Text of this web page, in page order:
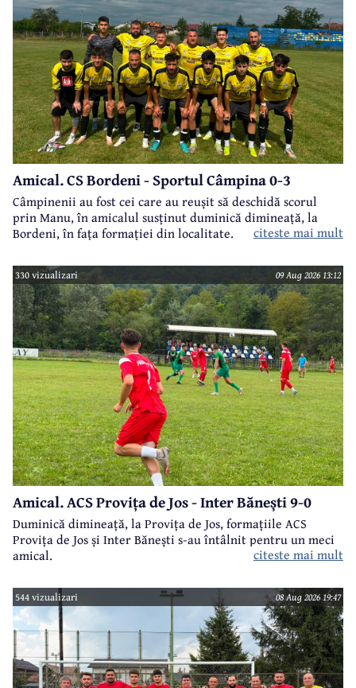
Amical. CS Bordeni - Sportul Câmpina 0-3
Câmpinenii au fost cei care au reușit să deschidă scorul
prin Manu, în amicalul susținut duminică dimineață, la
Bordeni, în fața formației din localitate.
citeste mai mult
330 vizualizari 09 Aug 2026 13:12
Amical. ACS Provița de Jos - Inter Bănești 9-0
Duminică dimineață, la Provița de Jos, formațiile ACS
Provița de Jos și Inter Bănești s-au întâlnit pentru un meci
amical.
citeste mai mult
544 vizualizari 08 Aug 2026 19:47